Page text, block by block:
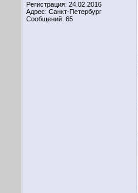
Регистрация: 24.02.2016
Адрес: Санкт-Петербург
Сообщений: 65